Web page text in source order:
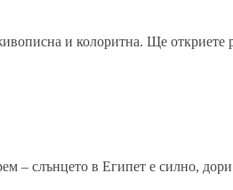
и колоритна. Ще откриете
– слънцето в Египет е силно, дори